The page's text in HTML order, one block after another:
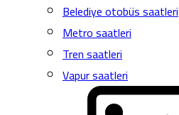
Belediye otobüs saatleri
Metro saatleri
Tren saatleri
Vapur saatleri